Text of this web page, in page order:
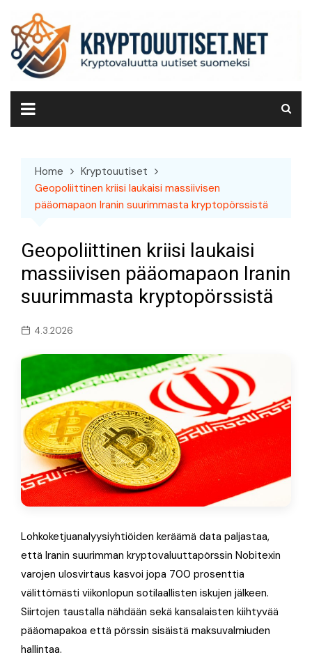
content
Home
Kryptouutiset
Geopoliittinen kriisi laukaisi massiivisen
pääomapaon Iranin suurimmasta kryptopörssistä
Geopoliittinen kriisi laukaisi
massiivisen pääomapaon Iranin
suurimmasta kryptopörssistä
4.3.2026
Lohkoketjuanalyysiyhtiöiden keräämä data paljastaa,
että Iranin suurimman kryptovaluuttapörssin Nobitexin
varojen ulosvirtaus kasvoi jopa 700 prosenttia
välittömästi viikonlopun sotilaallisten iskujen jälkeen.
Siirtojen taustalla nähdään sekä kansalaisten kiihtyvää
pääomapakoa että pörssin sisäistä maksuvalmiuden
hallintaa.